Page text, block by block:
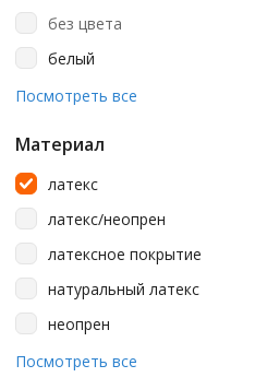
Paclan
Rabbitex
Vileda
Vileda Professional
York
Азри
Ампаро
Артпласт
Континентпак
без цвета
белый
голубой
мятно-зеленый
оранжевый
розовый
Посмотреть все
Материал
латекс
латекс/неопрен
латексное покрытие
натуральный латекс
неопрен
нержавеющая сталь
Посмотреть все